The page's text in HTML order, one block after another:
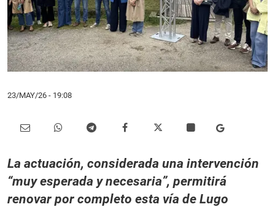
23/MAY/26 - 19:08
La actuación, considerada una intervención
“muy esperada y necesaria”, permitirá
renovar por completo esta vía de Lugo